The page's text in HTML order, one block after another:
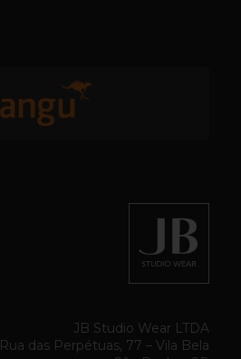
JB Studio Wear LTDA
Rua das Perpétuas, 77 – Vila Bela